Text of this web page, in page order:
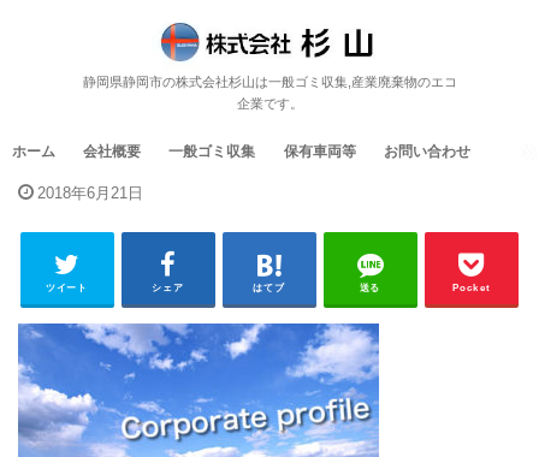
静岡県静岡市の株式会社杉山は一般ゴミ収集,産業廃棄物のエコ
企業です。
ホーム 会社概要 一般ゴミ収集 保有車両等 お問い合わせ
2018年6月21日
ツイート シェア はてブ 送る Pocket